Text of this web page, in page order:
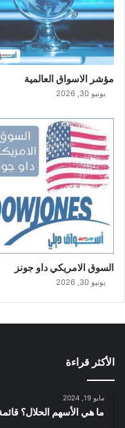
مؤشر الاسواق العالمية
يونيو 30, 2026
السوق الامريكي داو جونز
يونيو 30, 2026
الأكثر قراءة
مايو 19, 2024
ما هي الأسهم الحلال؟